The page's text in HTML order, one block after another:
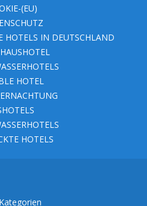
(EU)
HOTELS IN DEUTSCHLAND
HOTEL
HOTELS